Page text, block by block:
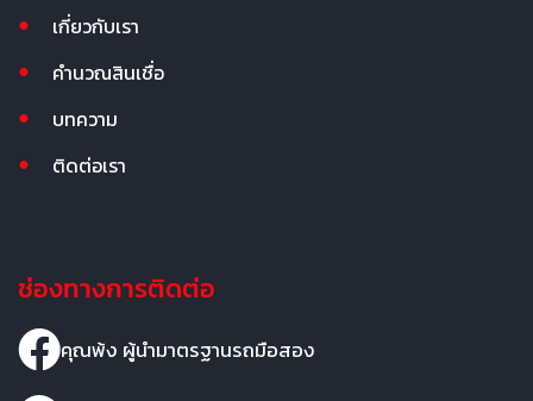
เกี่ยวกับเรา
คำนวณสินเชื่อ
บทความ
ติดต่อเรา
ช่องทางการติดต่อ
คุณพ้ง ผู้นำมาตรฐานรถมือสอง